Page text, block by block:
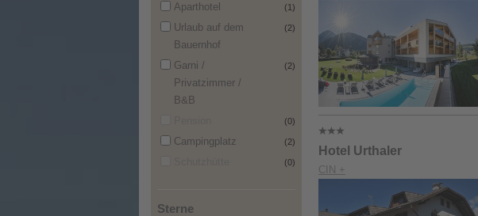
Aparthotel (1)
Urlaub auf dem
Bauernhof
(2)
Garni /
Privatzimmer /
B&B
(2)
(0)
Campingplatz (2)
(0)
Sterne
Hotel Urthaler
CIN +